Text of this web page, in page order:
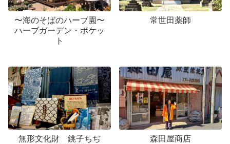
〜海のそばのハーブ園〜
ハーブガーデン・ポケッ
ト
常世田薬師
無形文化財 銚子ちぢ
森田屋商店